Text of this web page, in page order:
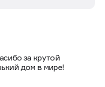
за крутой
дом в мире!